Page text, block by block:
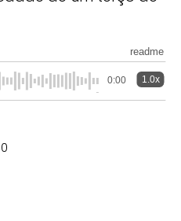
readme
0:00 1.0x